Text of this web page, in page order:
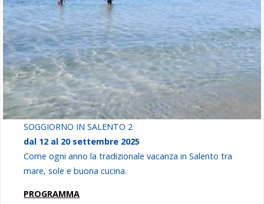
SOGGIORNO IN SALENTO 2
dal 12 al 20 settembre 2025
Come ogni anno la tradizionale vacanza in Salento tra
mare, sole e buona cucina.
PROGRAMMA